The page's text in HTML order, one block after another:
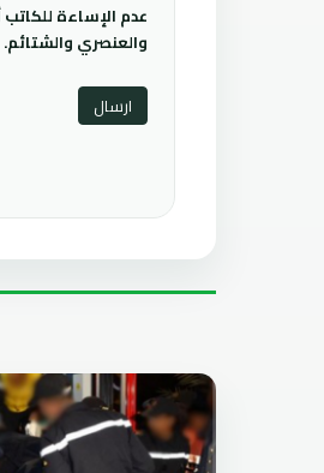
عدم الإساءة
والعنصري والشتائم.